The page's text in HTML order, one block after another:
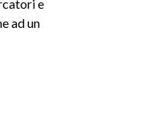
e
ad un